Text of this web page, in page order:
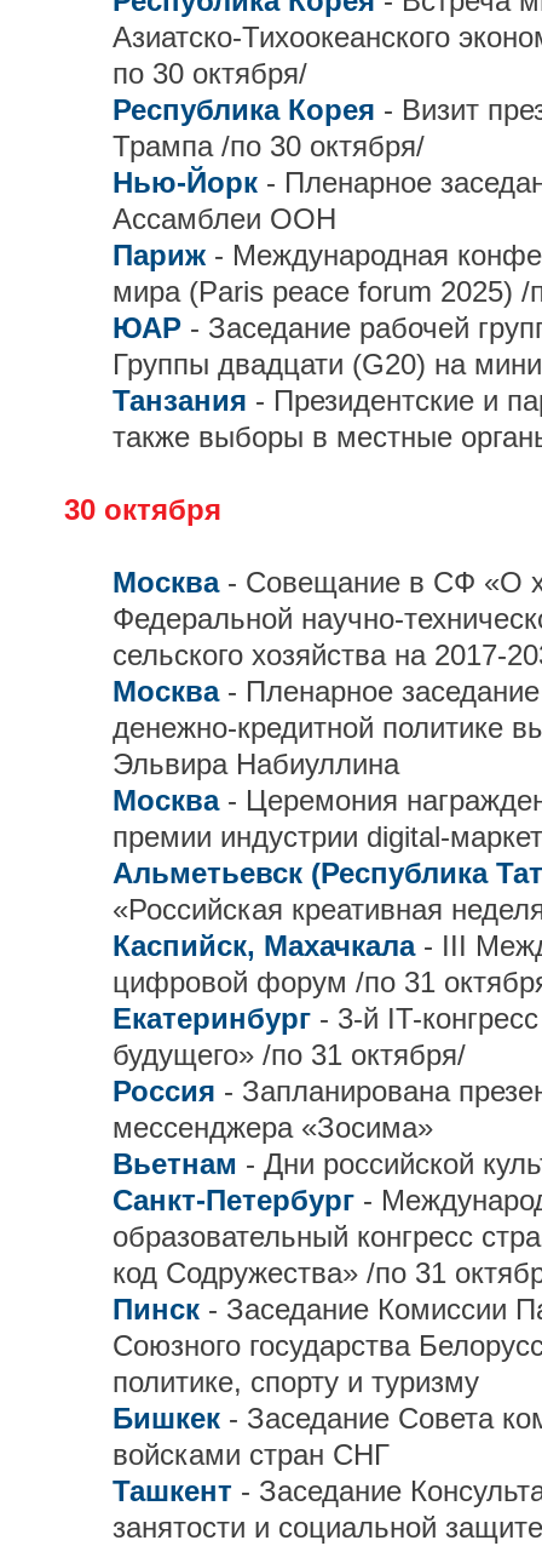
Азиатско-Тихоокеанского
по 30 октября/
Республика Корея - Визит
Трампа /по 30 октября/
Нью-Йорк - Пленарное
Ассамблеи ООН
Париж - Международная
мира (Paris peace forum 2025) /
ЮАР - Заседание рабочей
Группы двадцати (G20) на
Танзания - Президентские и
также выборы в местные
30 октября
Москва - Совещание в СФ «О
Федеральной научно-
сельского хозяйства на 2017-
Москва - Пленарное
денежно-кредитной политике
Эльвира Набиуллина
Москва - Церемония
премии индустрии digital-
Альметьевск (Республика
«Российская креативная
Каспийск, Махачкала - III
цифровой форум /по 31
Екатеринбург - 3-й IT-
будущего» /по 31 октября/
Россия - Запланирована
мессенджера «Зосима»
Вьетнам - Дни российской
Санкт-Петербург -
образовательный конгресс
код Содружества» /по 31
Пинск - Заседание Комиссии
Союзного государства
политике, спорту и туризму
Бишкек - Заседание Совета
войсками стран СНГ
Ташкент - Заседание
занятости и социальной